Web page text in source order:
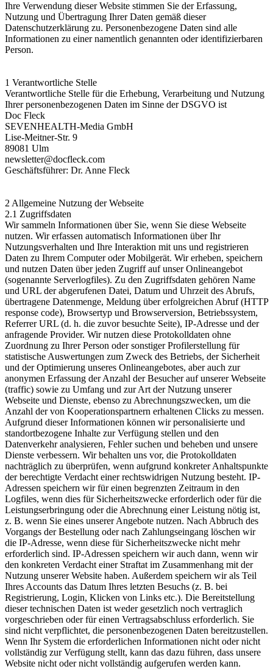
Ihre Verwendung dieser Website stimmen Sie der Erfassung,
Nutzung und Übertragung Ihrer Daten gemäß dieser
Datenschutzerklärung zu. Personenbezogene Daten sind alle
Informationen zu einer namentlich genannten oder identifizierbaren
Person.
1 Verantwortliche Stelle
Verantwortliche Stelle für die Erhebung, Verarbeitung und Nutzung
Ihrer personenbezogenen Daten im Sinne der DSGVO ist
Doc Fleck
SEVENHEALTH-Media GmbH
Lise-Meitner-Str. 9
89081 Ulm
newsletter@docfleck.com
Geschäftsführer: Dr. Anne Fleck
2 Allgemeine Nutzung der Webseite
2.1 Zugriffsdaten
Wir sammeln Informationen über Sie, wenn Sie diese Webseite
nutzen. Wir erfassen automatisch Informationen über Ihr
Nutzungsverhalten und Ihre Interaktion mit uns und registrieren
Daten zu Ihrem Computer oder Mobilgerät. Wir erheben, speichern
und nutzen Daten über jeden Zugriff auf unser Onlineangebot
(sogenannte Serverlogfiles). Zu den Zugriffsdaten gehören Name
und URL der abgerufenen Datei, Datum und Uhrzeit des Abrufs,
übertragene Datenmenge, Meldung über erfolgreichen Abruf (HTTP
response code), Browsertyp und Browserversion, Betriebssystem,
Referrer URL (d. h. die zuvor besuchte Seite), IP-Adresse und der
anfragende Provider. Wir nutzen diese Protokolldaten ohne
Zuordnung zu Ihrer Person oder sonstiger Profilerstellung für
statistische Auswertungen zum Zweck des Betriebs, der Sicherheit
und der Optimierung unseres Onlineangebotes, aber auch zur
anonymen Erfassung der Anzahl der Besucher auf unserer Webseite
(traffic) sowie zu Umfang und zur Art der Nutzung unserer
Webseite und Dienste, ebenso zu Abrechnungszwecken, um die
Anzahl der von Kooperationspartnern erhaltenen Clicks zu messen.
Aufgrund dieser Informationen können wir personalisierte und
standortbezogene Inhalte zur Verfügung stellen und den
Datenverkehr analysieren, Fehler suchen und beheben und unsere
Dienste verbessern. Wir behalten uns vor, die Protokolldaten
nachträglich zu überprüfen, wenn aufgrund konkreter Anhaltspunkte
der berechtigte Verdacht einer rechtswidrigen Nutzung besteht. IP-
Adressen speichern wir für einen begrenzten Zeitraum in den
Logfiles, wenn dies für Sicherheitszwecke erforderlich oder für die
Leistungserbringung oder die Abrechnung einer Leistung nötig ist,
z. B. wenn Sie eines unserer Angebote nutzen. Nach Abbruch des
Vorgangs der Bestellung oder nach Zahlungseingang löschen wir
die IP-Adresse, wenn diese für Sicherheitszwecke nicht mehr
erforderlich sind. IP-Adressen speichern wir auch dann, wenn wir
den konkreten Verdacht einer Straftat im Zusammenhang mit der
Nutzung unserer Website haben. Außerdem speichern wir als Teil
Ihres Accounts das Datum Ihres letzten Besuchs (z. B. bei
Registrierung, Login, Klicken von Links etc.). Die Bereitstellung
dieser technischen Daten ist weder gesetzlich noch vertraglich
vorgeschrieben oder für einen Vertragsabschluss erforderlich. Sie
sind nicht verpflichtet, die personenbezogenen Daten bereitzustellen.
Wenn Ihr System die erforderlichen Informationen nicht oder nicht
vollständig zur Verfügung stellt, kann das dazu führen, dass unsere
Website nicht oder nicht vollständig aufgerufen werden kann.